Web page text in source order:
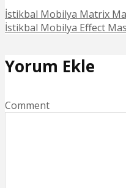
İstikbal Mobilya Matrix
İstikbal Mobilya Effect
Yorum Ekle
Comment